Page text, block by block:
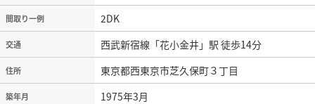
間取り一例 2DK
交通 西武新宿線「花小金井」駅 徒歩14分
住所 東京都西東京市芝久保町３丁目
築年月 1975年3月